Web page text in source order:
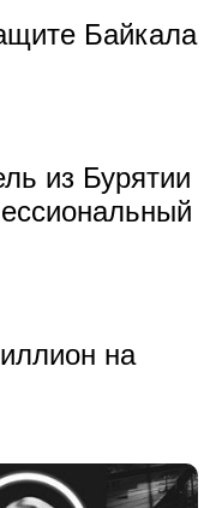
Байкала
из Бурятии
на